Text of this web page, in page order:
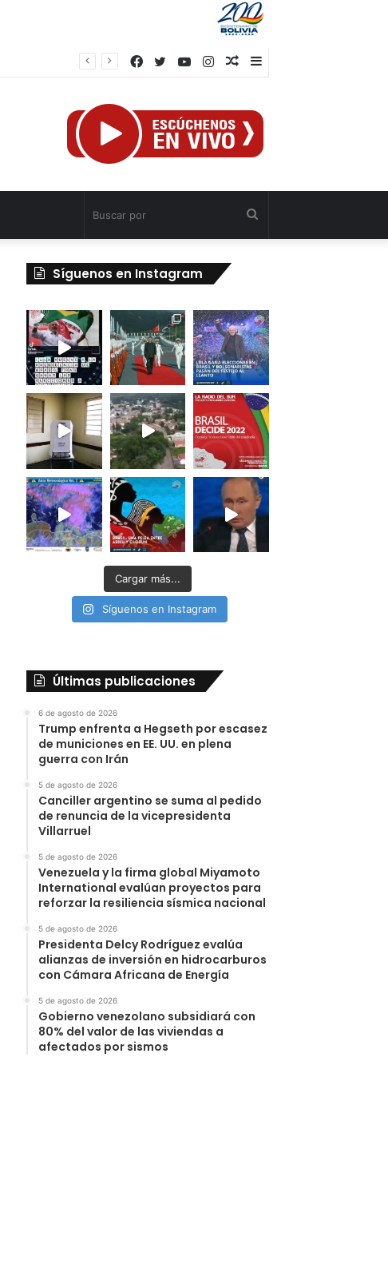
Barra
Publicación
azar
Instagram
YouTube
Twitter
Facebook
Síguenos en Instagram
Cargar más...
Síguenos en Instagram
Últimas publicaciones
6 de agosto de 2026
Trump enfrenta a Hegseth por escasez
de municiones en EE. UU. en plena
guerra con Irán
5 de agosto de 2026
Canciller argentino se suma al pedido
de renuncia de la vicepresidenta
Villarruel
5 de agosto de 2026
Venezuela y la firma global Miyamoto
International evalúan proyectos para
reforzar la resiliencia sísmica nacional
5 de agosto de 2026
Presidenta Delcy Rodríguez evalúa
alianzas de inversión en hidrocarburos
con Cámara Africana de Energía
5 de agosto de 2026
Gobierno venezolano subsidiará con
80% del valor de las viviendas a
afectados por sismos